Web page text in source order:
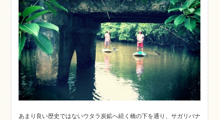
あまり良い歴史ではないウタラ炭鉱へ続く橋の下を通り、サガリバナ